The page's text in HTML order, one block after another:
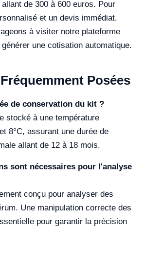
de 300 à 600 euros. Pour
et un devis immédiat,
à visiter notre plateforme
une cotisation automatique.
Posées
de conservation du kit ?
stocké à une température
8°C, assurant une durée de
allant de 12 à 18 mois.
sont nécessaires pour l'analyse
conçu pour analyser des
Une manipulation correcte des
pour garantir la précision